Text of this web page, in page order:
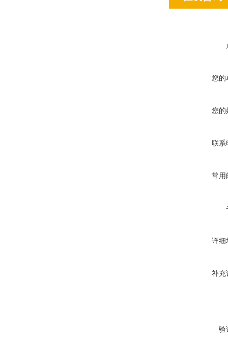
您的
您的
联系
常用
详细
补充
验